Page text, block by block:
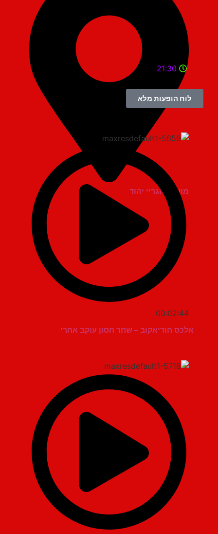
מועדון הגריי יהוד
21:30
לוח הופעות מלא
00:02:44
אלכס חודיאקוב – שחר חסון עוקב אחרי